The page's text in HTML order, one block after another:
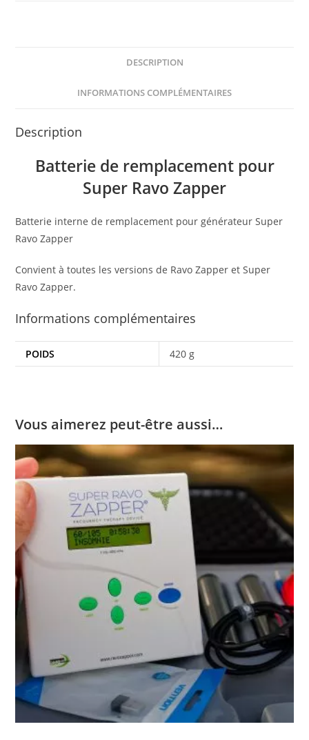
DESCRIPTION
INFORMATIONS COMPLÉMENTAIRES
Description
Batterie de remplacement pour
Super Ravo Zapper
Batterie interne de remplacement pour générateur Super
Ravo Zapper
Convient à toutes les versions de Ravo Zapper et Super
Ravo Zapper.
Informations complémentaires
POIDS 420 g
Vous aimerez peut-être aussi…